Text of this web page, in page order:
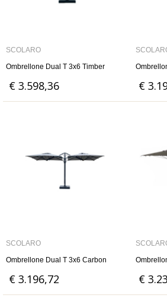
SCOLARO
Ombrellone Dual T 3x6 Timber
€ 3.598,36 €
SCOLARO
Ombrellone Dual T 3x6 Carbon
€ 3.196,72 €